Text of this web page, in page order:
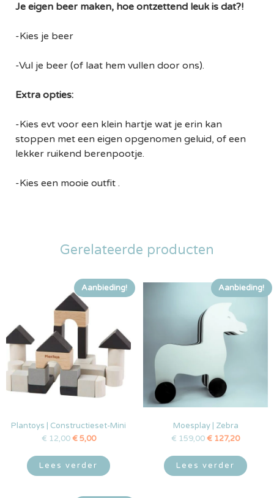
Je eigen beer maken, hoe ontzettend leuk is dat?!
-Kies je beer
-Vul je beer (of laat hem vullen door ons).
Extra opties:
-Kies evt voor een klein hartje wat je erin kan
stoppen met een eigen opgenomen geluid, of een
lekker ruikend berenpootje.
-Kies een mooie outfit .
Gerelateerde producten
Aanbieding!
Plantoys | Constructieset-Mini
€ 12,00 €5,00
Lees verder
Aanbieding!
Moesplay | Zebra
€ 159,00€ 127,20
Lees verder